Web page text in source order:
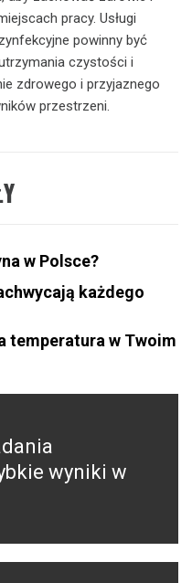
pracy. Usługi
powinny być
czystości i
zdrowego i przyjaznego
przestrzeni.
w Polsce?
każdego
temperatura w Twoim
wyniki w